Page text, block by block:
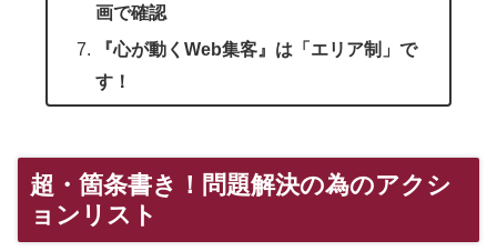
画で確認
『心が動くWeb集客』は「エリア制」で
す！
超・箇条書き！問題解決の為のアクシ
ョンリスト